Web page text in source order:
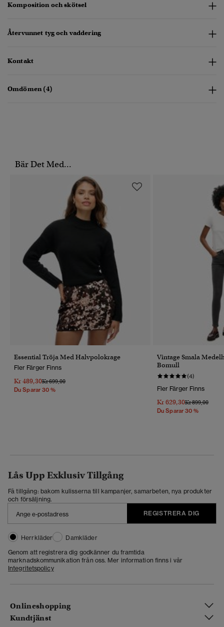
Komposition och skötsel
Återvunnet tyg och vaddering
Kontakt
Omdömen (4)
Bär Det Med...
Essential Tröja Med Halvpolokrage
Fler Färger Finns
Kr 489,30Pris Reducerat Från
Kr 699,00Till
Du Sparar 30 %
Vintage Smala
Bomull
(4)
Fler Färger Finns
Kr 629,30Pris Reducerat
Kr 899,00Till
Du Sparar 30 %
Lås Upp Exklusiv Tillgång
Få tillgång: bakom kulisserna till kampanjer, samarbeten, nya produkter
och försäljning.
REGISTRERA DIG
Herrkläder
Damkläder
Genom att registrera dig godkänner du framtida
marknadskommunikation från oss. Mer information finns i vår
Integritetspolicy
Onlineshopping
Kundtjänst